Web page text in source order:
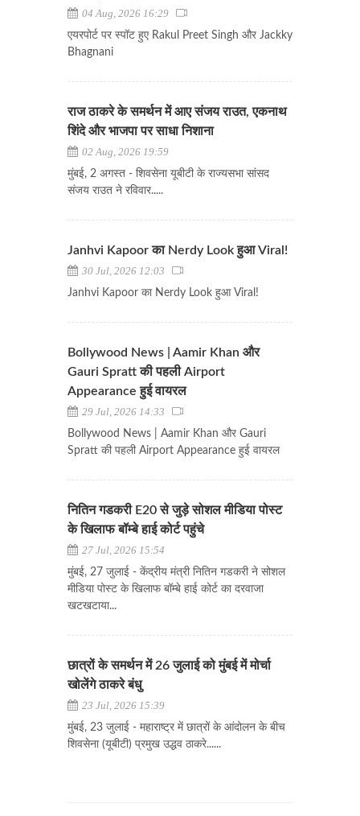
04 Aug, 2026 16:29
एयरपोर्ट पर स्पॉट हुए Rakul Preet Singh और Jackky
Bhagnani
राज ठाकरे के समर्थन में आए संजय राउत, एकनाथ
शिंदे और भाजपा पर साधा निशाना
02 Aug, 2026 19:59
मुंबई, 2 अगस्त - शिवसेना यूबीटी के राज्यसभा सांसद
संजय राउत ने रविवार.....
Janhvi Kapoor का Nerdy Look हुआ Viral!
30 Jul, 2026 12:03
Janhvi Kapoor का Nerdy Look हुआ Viral!
Bollywood News | Aamir Khan और
Gauri Spratt की पहली Airport
Appearance हुई वायरल
29 Jul, 2026 14:33
Bollywood News | Aamir Khan और Gauri
Spratt की पहली Airport Appearance हुई वायरल
नितिन गडकरी E20 से जुड़े सोशल मीडिया पोस्ट
के खिलाफ बॉम्बे हाई कोर्ट पहुंचे
27 Jul, 2026 15:54
मुंबई, 27 जुलाई - केंद्रीय मंत्री नितिन गडकरी ने सोशल
मीडिया पोस्ट के खिलाफ बॉम्बे हाई कोर्ट का दरवाजा
खटखटाया...
छात्रों के समर्थन में 26 जुलाई को मुंबई में मोर्चा
खोलेंगे ठाकरे बंधु
23 Jul, 2026 15:39
मुंबई, 23 जुलाई - महाराष्ट्र में छात्रों के आंदोलन के बीच
शिवसेना (यूबीटी) प्रमुख उद्धव ठाकरे......